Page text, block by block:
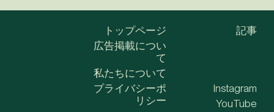
トップページ
広告掲載につい
て
私たちについて
記事
プライバシーポ
リシー
Instagram
YouTube